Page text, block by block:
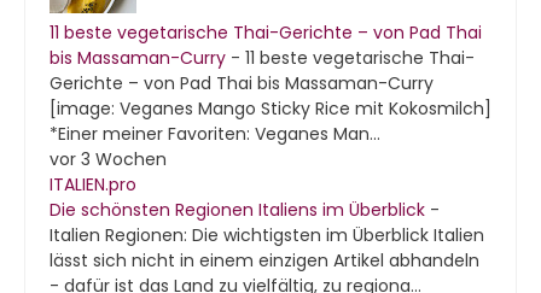
11 beste vegetarische Thai-Gerichte – von Pad Thai
bis Massaman-Curry - 11 beste vegetarische Thai-
Gerichte – von Pad Thai bis Massaman-Curry
[image: Veganes Mango Sticky Rice mit Kokosmilch]
*Einer meiner Favoriten: Veganes Man...
vor 3 Wochen
ITALIEN.pro
Die schönsten Regionen Italiens im Überblick -
Italien Regionen: Die wichtigsten im Überblick Italien
lässt sich nicht in einem einzigen Artikel abhandeln
- dafür ist das Land zu vielfältig, zu regiona...